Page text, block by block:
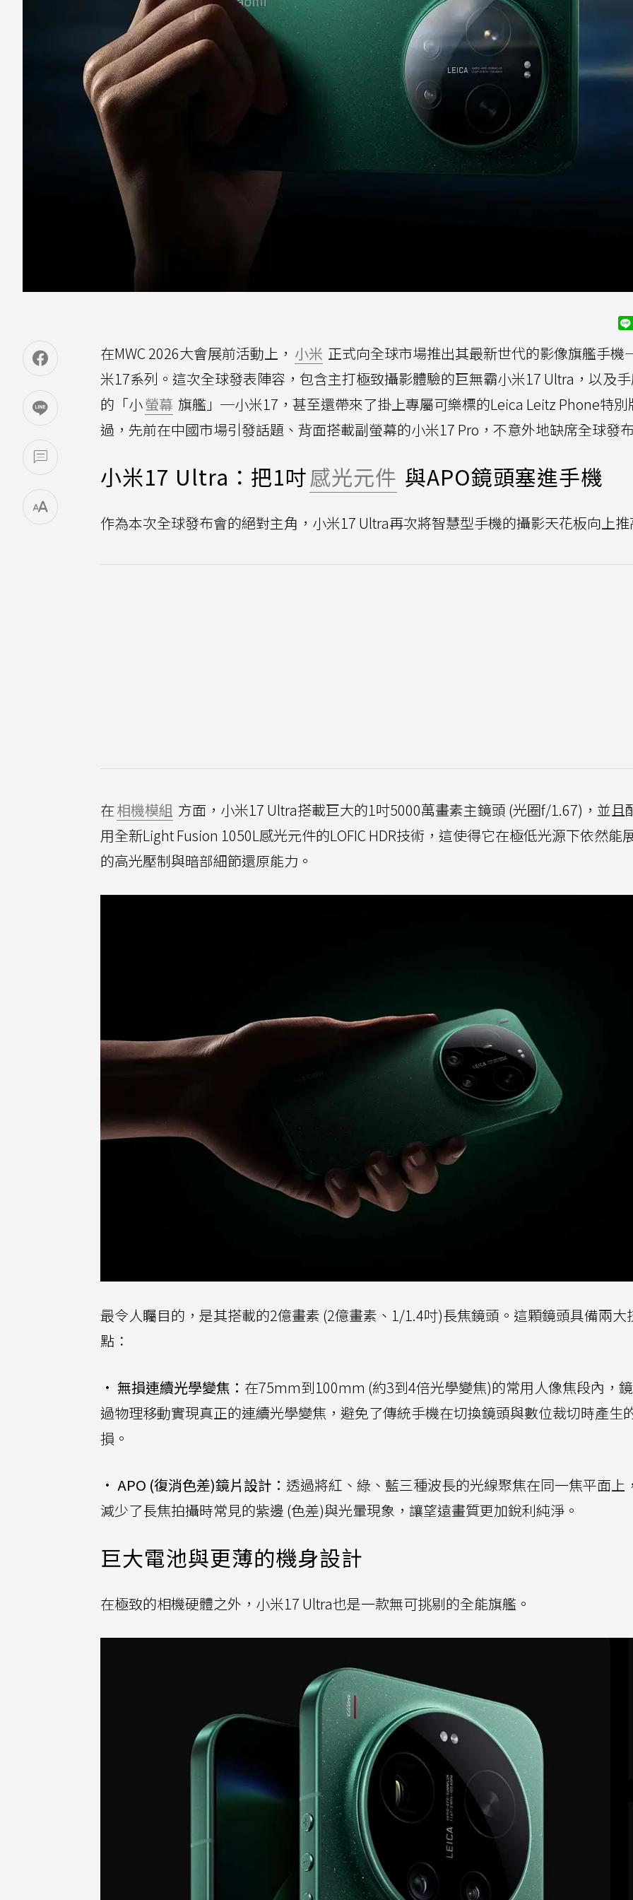
在MWC 2026大會展前活動上， 小米 正式向全球市場推出其最新世代的影像旗艦手
米17系列。這次全球發表陣容，包含主打極致攝影體驗的巨無霸小米17 Ultra，以及
的「小螢幕 旗艦」─小米17，甚至還帶來了掛上專屬可樂標的Leica Leitz Phone特別
過，先前在中國市場引發話題、背面搭載副螢幕的小米17 Pro，不意外地缺席全球發
小米17 Ultra：把1吋感光元件 與APO鏡頭塞進手機
作為本次全球發布會的絕對主角，小米17 Ultra再次將智慧型手機的攝影天花板向上推
在相機模組 方面，小米17 Ultra搭載巨大的1吋5000萬畫素主鏡頭 (光圈f/1.67)，並且
用全新Light Fusion 1050L感光元件的LOFIC HDR技術，這使得它在極低光源下依然能
的高光壓制與暗部細節還原能力。
最令人矚目的，是其搭載的2億畫素 (2億畫素、1/1.4吋)長焦鏡頭。這顆鏡頭具備兩大
點：
• 無損連續光學變焦： 在75mm到100mm (約3到4倍光學變焦)的常用人像焦段內，
過物理移動實現真正的連續光學變焦，避免了傳統手機在切換鏡頭與數位裁切時產生
損。
• APO (復消色差)鏡片設計： 透過將紅、綠、藍三種波長的光線聚焦在同一焦平面上
減少了長焦拍攝時常見的紫邊 (色差)與光暈現象，讓望遠畫質更加銳利純淨。
巨大電池與更薄的機身設計
在極致的相機硬體之外，小米17 Ultra也是一款無可挑剔的全能旗艦。